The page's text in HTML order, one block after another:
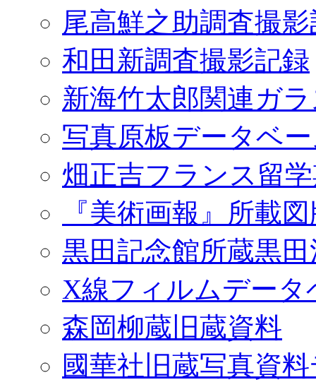
尾高鮮之助調査撮
和田新調査撮影記録
新海竹太郎関連ガ
写真原板データベ
畑正吉フランス留
『美術画報』所載
黒田記念館所蔵黒
X線フィルムデータ
森岡柳蔵旧蔵資料
國華社旧蔵写真資